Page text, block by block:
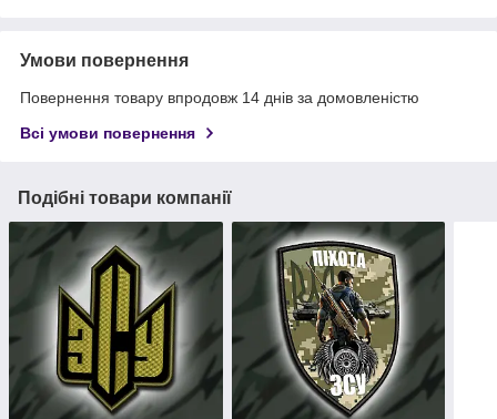
Умови повернення
Повернення товару впродовж 14 днів за домовленістю
Всі умови повернення
Подібні товари компанії